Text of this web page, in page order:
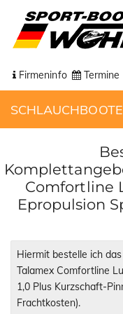
Firmeninfo Termine
SCHLAUCHBOOTE
Comfortline
Epropulsion